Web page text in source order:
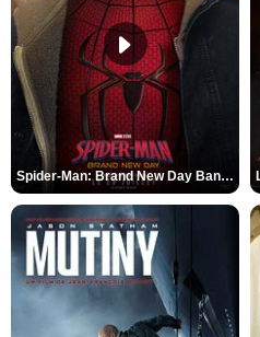
Spider-Man: Brand New Day Bande-annonce VO STFR